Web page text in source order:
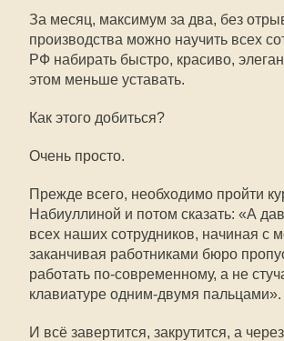
За месяц, максимум за два, без
производства можно научить всех
РФ набирать быстро, красиво,
этом меньше уставать.
Как этого добиться?
Очень просто.
Прежде всего, необходимо пройти
Набиуллиной и потом сказать: «А
всех наших сотрудников, начиная с
заканчивая работниками бюро
работать по-современному, а не
клавиатуре одним-двумя пальцами».
И всё завертится, закрутится, а